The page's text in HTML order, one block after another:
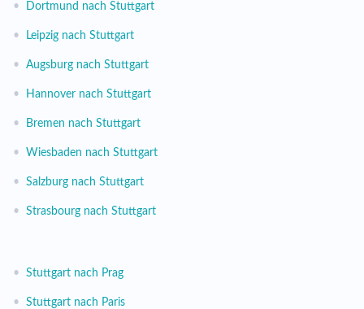
• Dortmund nach Stuttgart
• Leipzig nach Stuttgart
• Augsburg nach Stuttgart
• Hannover nach Stuttgart
• Bremen nach Stuttgart
• Wiesbaden nach Stuttgart
• Salzburg nach Stuttgart
• Strasbourg nach Stuttgart
• Stuttgart nach Prag
• Stuttgart nach Paris